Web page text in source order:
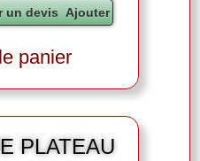
panier
PLATEAU